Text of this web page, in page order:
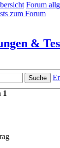
Forum
zum Forum
&
Suche
1